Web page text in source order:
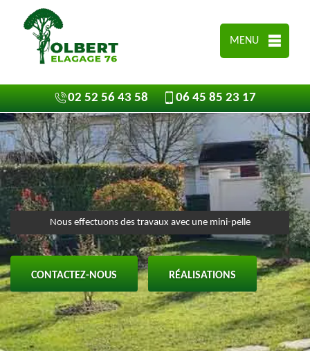
MENU
02 52 56 43 58 06 45 85 23 17
Nous effectuons des travaux avec une mini-pelle
CONTACTEZ-NOUS RÉALISATIONS